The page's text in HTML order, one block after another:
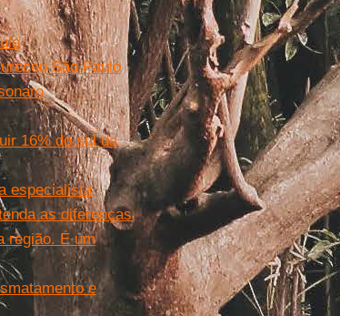
São Paulo
16% do sul da
especialista
as diferenças
região. É um
e